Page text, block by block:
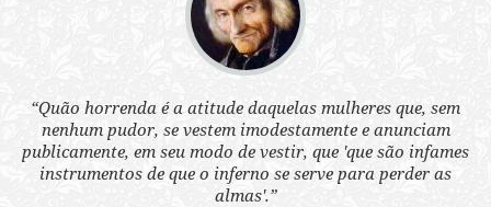
“Quão horrenda é a atitude daquelas mulheres que, sem
nenhum pudor, se vestem imodestamente e anunciam
publicamente, em seu modo de vestir, que 'que são infames
instrumentos de que o inferno se serve para perder as
almas'.”